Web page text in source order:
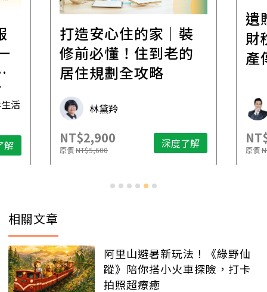
活
解
打造安心住的家｜裝
修前必懂！住到老的
居住規劃全攻略
林黛羚
NT$2,900
原價NT$5,600 深度了解
遺
財
產
原價
相關文章
阿里山避暑新玩法！《綠野仙
蹤》陪你搭小火車探險，打卡
拍照超療癒